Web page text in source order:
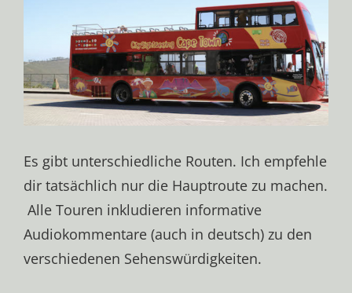
Es gibt unterschiedliche Routen. Ich empfehle
dir tatsächlich nur die Hauptroute zu machen.
Alle Touren inkludieren informative
Audiokommentare (auch in deutsch) zu den
verschiedenen Sehenswürdigkeiten.